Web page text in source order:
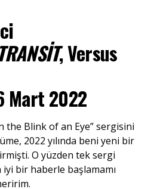
, Versus
Mart 2022
the Blink of an Eye” sergisini
2022 yılında beni yeni bir
O yüzden tek sergi
bir haberle başlamamı